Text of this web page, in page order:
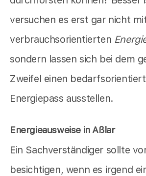
versuchen es erst gar nicht
verbrauchsorientierten
sondern lassen sich bei dem
Zweifel einen
Energiepass ausstellen.
Energieausweise in Aßlar
Ein Sachverständiger sollte
besichtigen, wenn es irgend